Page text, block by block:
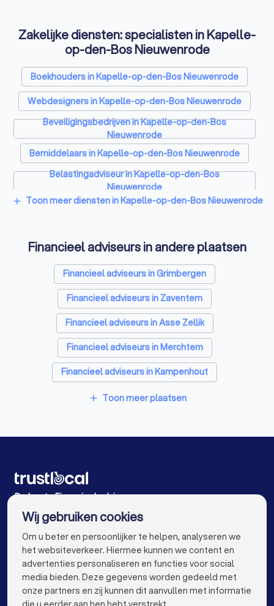
Zakelijke diensten: specialisten in Kapelle-
op-den-Bos Nieuwenrode
Boekhouders in Kapelle-op-den-Bos Nieuwenrode
Webdesigners in Kapelle-op-den-Bos Nieuwenrode
Beveiligingsbedrijven in Kapelle-op-den-Bos
Nieuwenrode
Bemiddelaars in Kapelle-op-den-Bos Nieuwenrode
Belastingadviseur in Kapelle-op-den-Bos
Nieuwenrode
Videografen in Kapelle-op-den-Bos Nieuwenrode
add Toon meer diensten in Kapelle-op-den-Bos Nieuwenrode
Financieel adviseurs in andere plaatsen
Financieel adviseurs in Grimbergen
Financieel adviseurs in Zaventem
Financieel adviseurs in Asse Zellik
Financieel adviseurs in Merchtem
Financieel adviseurs in Kampenhout
Financieel adviseurs in Dilbeek Groot-Bijgaarden
Financieel adviseurs in Willebroek
Financieel adviseurs in Boom
Financieel adviseurs in Antwerpen
Financieel adviseurs in Gent
Financieel adviseurs in Brugge
Financieel adviseurs in Leuven
add Toon meer plaatsen
De beste Financieel adviseurs voor u
VOOR PARTICULIEREN keyboard_arrow_down
Wij gebruiken cookies
Om u beter en persoonlijker te helpen, analyseren we
het websiteverkeer. Hiermee kunnen we content en
advertenties personaliseren en functies voor social
media bieden. Deze gegevens worden gedeeld met
onze partners en zij kunnen dit aanvullen met informatie